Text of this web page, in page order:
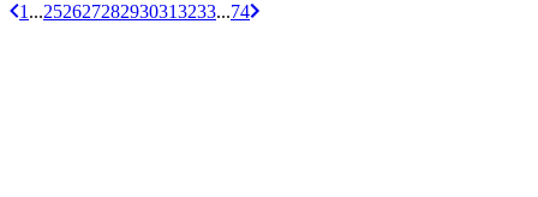
1 ...252627282930313233...74